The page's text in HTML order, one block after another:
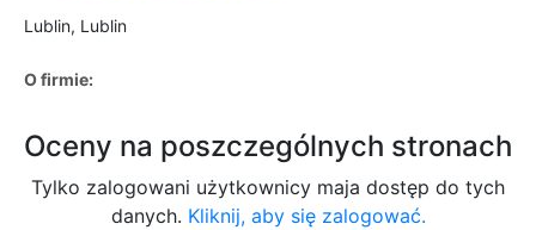
Lublin, Lublin
O firmie:
Oceny na poszczególnych stronach
Tylko zalogowani użytkownicy maja dostęp do tych
danych. Kliknij, aby się zalogować.